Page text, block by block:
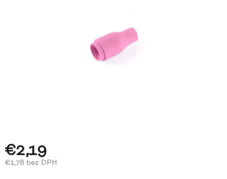
€2,19
€1,78 bez DPH